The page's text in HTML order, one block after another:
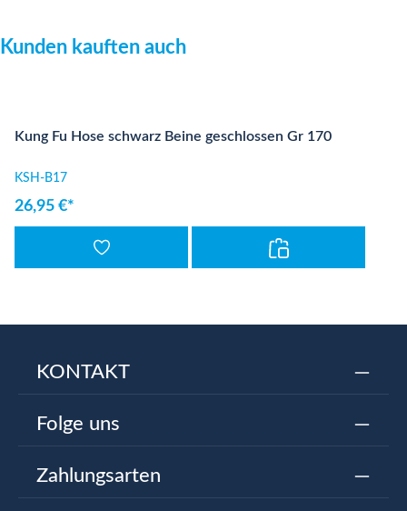
Produktgalerie überspringen
Kunden kauften auch
Kung Fu Hose schwarz Beine geschlossen Gr 170
KSH-B17
26,95 €*
KONTAKT
Folge uns
Zahlungsarten